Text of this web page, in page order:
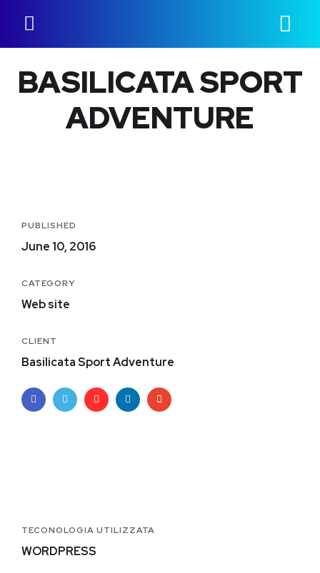
BASILICATA SPORT
ADVENTURE
PUBLISHED
June 10, 2016
CATEGORY
Web site
CLIENT
Basilicata Sport Adventure
TECONOLOGIA UTILIZZATA
WORDPRESS